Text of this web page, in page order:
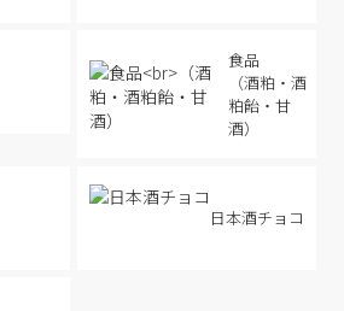
食品
（酒粕・酒
粕飴・甘
酒）
日本酒チョコ